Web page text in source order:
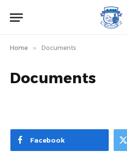
Home » Documents
Documents
Facebook